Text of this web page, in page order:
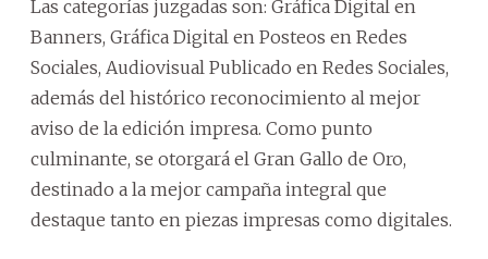
Las categorías juzgadas son: Gráfica Digital en
Banners, Gráfica Digital en Posteos en Redes
Sociales, Audiovisual Publicado en Redes Sociales,
además del histórico reconocimiento al mejor
aviso de la edición impresa. Como punto
culminante, se otorgará el Gran Gallo de Oro,
destinado a la mejor campaña integral que
destaque tanto en piezas impresas como digitales.